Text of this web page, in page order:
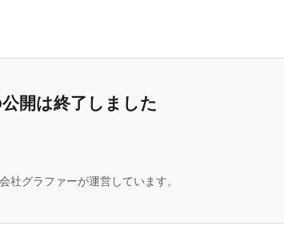
開は終了しました
社グラファーが運営しています。